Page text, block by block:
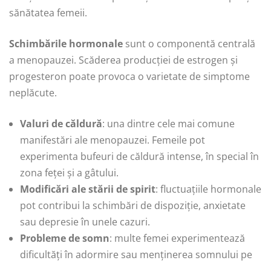
sănătatea femeii.
Schimbările hormonale sunt o componentă centrală
a menopauzei. Scăderea producției de estrogen și
progesteron poate provoca o varietate de simptome
neplăcute.
Valuri de căldură: una dintre cele mai comune
manifestări ale menopauzei. Femeile pot
experimenta bufeuri de căldură intense, în special în
zona feței și a gâtului.
Modificări ale stării de spirit: fluctuațiile hormonale
pot contribui la schimbări de dispoziție, anxietate
sau depresie în unele cazuri.
Probleme de somn: multe femei experimentează
dificultăți în adormire sau menținerea somnului pe